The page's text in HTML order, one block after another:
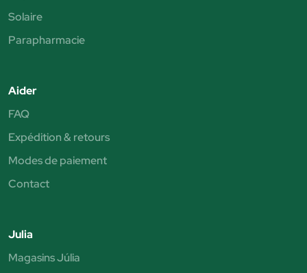
Solaire
Parapharmacie
Aider
FAQ
Expédition & retours
Modes de paiement
Contact
Julia
Magasins Júlia